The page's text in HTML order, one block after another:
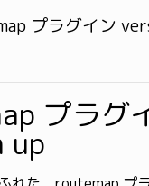
プラグイン
プラグ
up